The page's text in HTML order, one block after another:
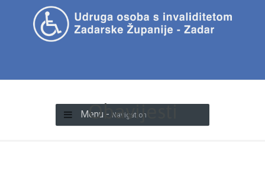
Menu - Navigation
Obavijesti